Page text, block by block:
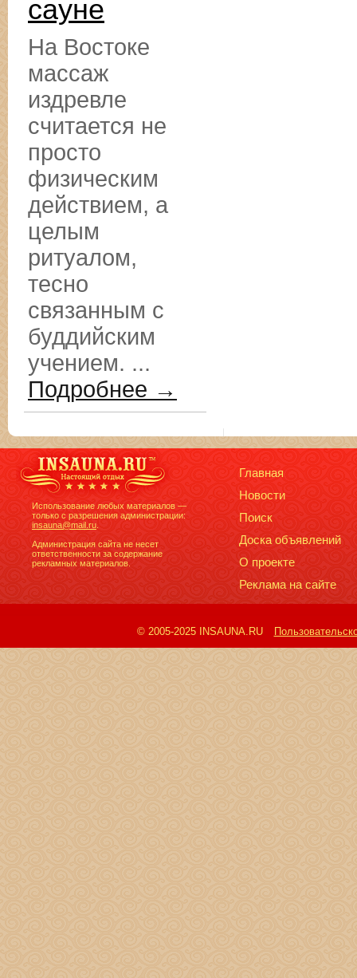
сауне
На Востоке
массаж
издревле
считается не
просто
физическим
действием, а
целым
ритуалом,
тесно
связанным с
буддийским
учением. ...
Подробнее →
Использование любых материалов —
только с разрешения администрации:
insauna@mail.ru
Администрация сайта не несет
ответственности за содержание
рекламных материалов.
Главная
Новости
Поиск
Доска объявлений
О проекте
Реклама на сайте
© 2005-2025 INSAUNA.RU